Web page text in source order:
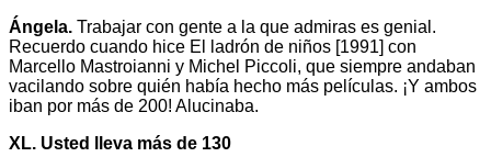
Ángela. Trabajar con gente a la que admiras es genial.
Recuerdo cuando hice El ladrón de niños [1991] con
Marcello Mastroianni y Michel Piccoli, que siempre andaban
vacilando sobre quién había hecho más películas. ¡Y ambos
iban por más de 200! Alucinaba.
XL. Usted lleva más de 130